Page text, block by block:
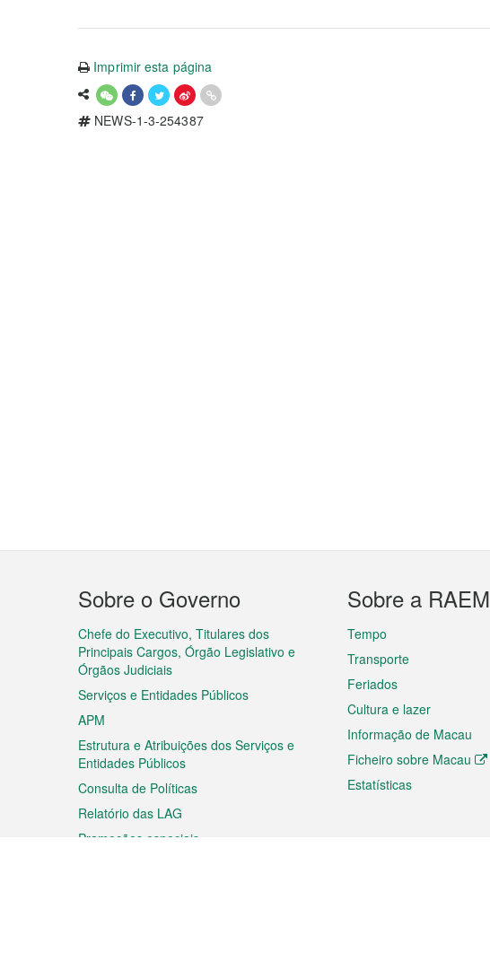
Imprimir esta página
NEWS-1-3-254387
Menu
do
rodapé
Sobre o Governo
Chefe do Executivo, Titulares dos
Principais Cargos, Órgão Legislativo e
Órgãos Judiciais
Serviços e Entidades Públicos
APM
Estrutura e Atribuições dos Serviços e
Entidades Públicos
Consulta de Políticas
Relatório das LAG
Promoções especiais
Sobre a RAEM
Tempo
Transporte
Feriados
Cultura e lazer
Informação de Macau
Ficheiro sobre Macau
Estatísticas